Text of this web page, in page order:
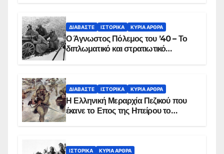
ΔΙΑΒΆΣΤΕ ΙΣΤΟΡΙΚΆ ΚΥΡΙΑ ΑΡΘΡΑ
Ο Άγνωστος Πόλεμος του ’40 – Το
διπλωματικό και στρατιωτικό
ΔΙΑΒΆΣΤΕ ΙΣΤΟΡΙΚΆ ΚΥΡΙΑ ΑΡΘΡΑ
Η Ελληνική Μεραρχία Πεζικού που
έκανε το Επος της Ηπείρου το
ΙΣΤΟΡΙΚΆ ΚΥΡΙΑ ΑΡΘΡΑ